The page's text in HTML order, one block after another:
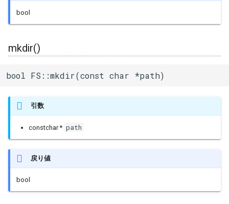
bool
mkdir()
bool FS::mkdir(const char *path)
引数
constchar * path
戻り値
bool